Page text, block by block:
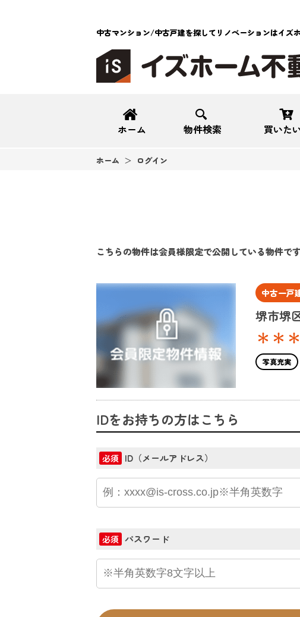
中古マンション/中古戸建を探してリノベーションはイズ
ホーム 物件検索 買いた
ホーム ログイン
こちらの物件は会員様限定で公開している物件で
中古一戸
堺市堺
＊＊
写真充実
IDをお持ちの方はこちら
必須 ID（メールアドレス）
必須 パスワード